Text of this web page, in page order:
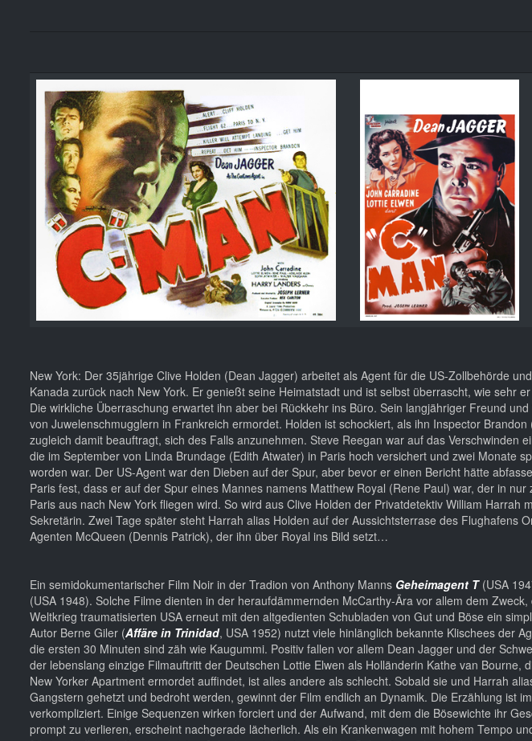
New York: Der 35jährige Clive Holden (Dean Jagger) arbeitet als Agent für die US-Zollbehörde
Kanada zurück nach New York. Er genießt seine Heimatstadt und ist selbst überrascht, wie sehr
Die wirkliche Überraschung erwartet ihn aber bei Rückkehr ins Büro. Sein langjähriger Freund
von Juwelenschmugglern in Frankreich ermordet. Holden ist schockiert, als ihn Inspector
zugleich damit beauftragt, sich des Falls anzunehmen. Steve Reegan war auf das Verschwinden
die im September von Linda Brundage (Edith Atwater) in Paris hoch versichert und zwei Monate
worden war. Der US-Agent war den Dieben auf der Spur, aber bevor er einen Bericht hätte
Paris fest, dass er auf der Spur eines Mannes namens Matthew Royal (Rene Paul) war, der in
Paris aus nach New York fliegen wird. So wird aus Clive Holden der Privatdetektiv William Harrah
Sekretärin. Zwei Tage später steht Harrah alias Holden auf der Aussichtsterrase des Flughafens
Agenten McQueen (Dennis Patrick), der ihn über Royal ins Bild setzt…
Ein semidokumentarischer Film Noir in der Tradion von Anthony Manns Geheimagent T(USA
(USA 1948). Solche Filme dienten in der heraufdämmernden McCarthy-Ära vor allem dem
Weltkrieg traumatisierten USA erneut mit den altgedienten Schubladen von Gut und Böse ein
Autor Berne Giler (Affäre in Trinidad, USA 1952) nutzt viele hinlänglich bekannte Klischees der
die ersten 30 Minuten sind zäh wie Kaugummi. Positiv fallen vor allem Dean Jagger und der
der lebenslang einzige Filmauftritt der Deutschen Lottie Elwen als Holländerin Kathe van Bourne,
New Yorker Apartment ermordet auffindet, ist alles andere als schlecht. Sobald sie und Harrah
Gangstern gehetzt und bedroht werden, gewinnt der Film endlich an Dynamik. Die Erzählung ist
verkompliziert. Einige Sequenzen wirken forciert und der Aufwand, mit dem die Bösewichte ihr
prompt zu verlieren, erscheint nachgerade lächerlich. Als ein Krankenwagen mit hohem Tempo